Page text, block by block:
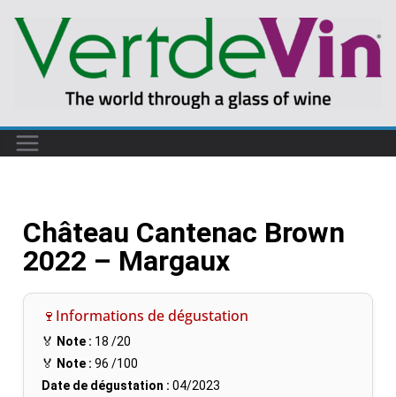
Château Cantenac Brown
2022 – Margaux
🍷Informations de dégustation
🏅 Note : 18 /20
🏅 Note : 96 /100
Date de dégustation : 04/2023